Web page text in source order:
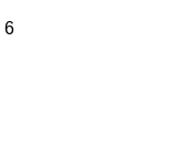
6